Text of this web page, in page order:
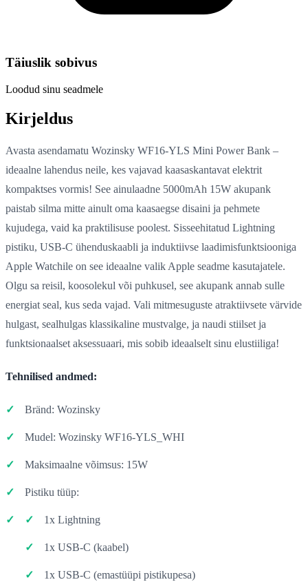
Täiuslik sobivus
Loodud sinu seadmele
Kirjeldus
Avasta asendamatu Wozinsky WF16-YLS Mini Power Bank –
ideaalne lahendus neile, kes vajavad kaasaskantavat elektrit
kompaktses vormis! See ainulaadne 5000mAh 15W akupank
paistab silma mitte ainult oma kaasaegse disaini ja pehmete
kujudega, vaid ka praktilisuse poolest. Sisseehitatud Lightning
pistiku, USB-C ühenduskaabli ja induktiivse laadimisfunktsiooniga
Apple Watchile on see ideaalne valik Apple seadme kasutajatele.
Olgu sa reisil, koosolekul või puhkusel, see akupank annab sulle
energiat seal, kus seda vajad. Vali mitmesuguste atraktiivsete värvide
hulgast, sealhulgas klassikaline mustvalge, ja naudi stiilset ja
funktsionaalset aksessuaari, mis sobib ideaalselt sinu elustiiliga!
Tehnilised andmed:
Bränd: Wozinsky
Mudel: Wozinsky WF16-YLS_WHI
Maksimaalne võimsus: 15W
Pistiku tüüp:
1x Lightning
1x USB-C (kaabel)
1x USB-C (emastüüpi pistikupesa)